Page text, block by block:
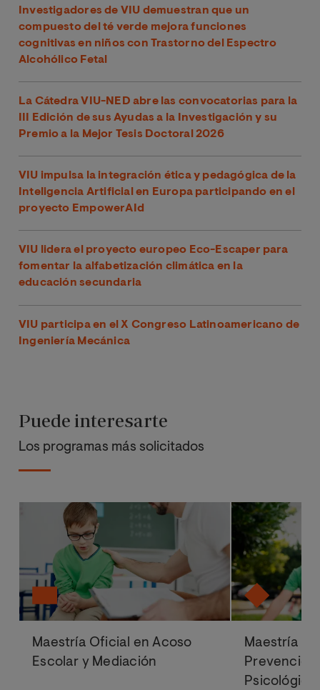
Investigadores de VIU demuestran que un
compuesto del té verde mejora funciones
cognitivas en niños con Trastorno del Espectro
Alcohólico Fetal
La Cátedra VIU-NED abre las convocatorias para la
III Edición de sus Ayudas a la Investigación y su
Premio a la Mejor Tesis Doctoral 2026
VIU impulsa la integración ética y pedagógica de la
Inteligencia Artificial en Europa participando en el
proyecto EmpowerAId
VIU lidera el proyecto europeo Eco-Escaper para
fomentar la alfabetización climática en la
educación secundaria
VIU participa en el X Congreso Latinoamericano de
Ingeniería Mecánica
Puede interesarte
Los programas más solicitados
Maestría Oficial en Acoso
Escolar y Mediación
Maestría
Psicológica